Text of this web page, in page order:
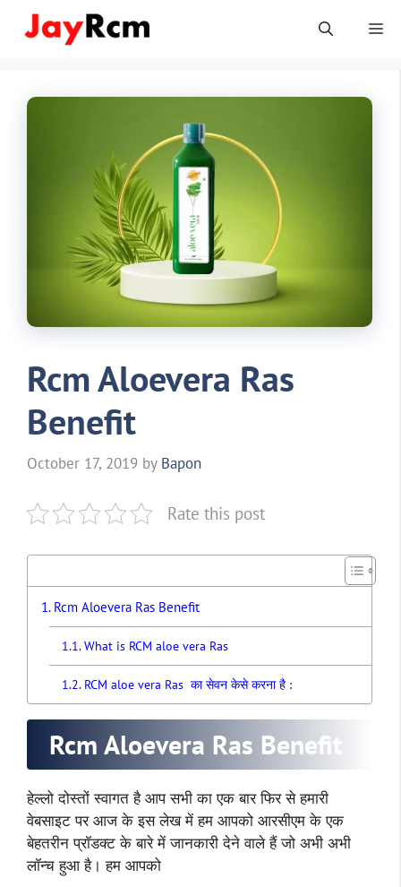
Rcm Aloevera Ras
Benefit
October 17, 2019 by Bapon
Rate this post
Rcm Aloevera Ras Benefit
What is RCM aloe vera Ras
RCM aloe vera Ras का सेवन केसे करना है :
Rcm Aloevera Ras Benefit
हेल्लो दोस्तों स्वागत है आप सभी का एक बार फिर से हमारी
वेबसाइट पर आज के इस लेख में हम आपको आरसीएम के एक
बेहतरीन प्रॉडक्ट के बारे में जानकारी देने वाले हैं जो अभी अभी
लॉन्च हुआ है। हम आपको